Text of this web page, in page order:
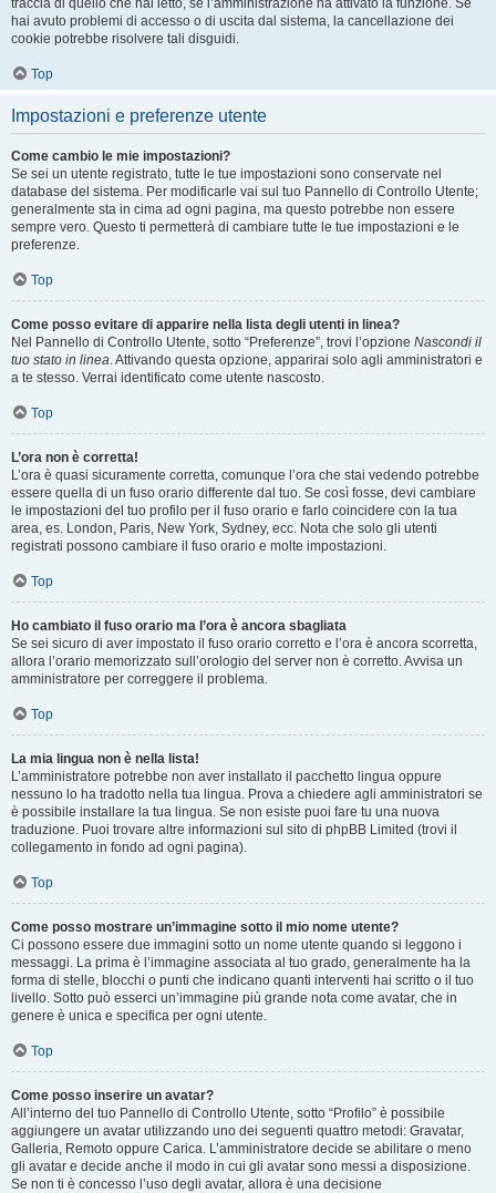
traccia di quello che hai letto, se l’amministrazione ha attivato la funzione. Se
hai avuto problemi di accesso o di uscita dal sistema, la cancellazione dei
cookie potrebbe risolvere tali disguidi.
Top
Impostazioni e preferenze utente
Come cambio le mie impostazioni?
Se sei un utente registrato, tutte le tue impostazioni sono conservate nel
database del sistema. Per modificarle vai sul tuo Pannello di Controllo Utente;
generalmente sta in cima ad ogni pagina, ma questo potrebbe non essere
sempre vero. Questo ti permetterà di cambiare tutte le tue impostazioni e le
preferenze.
Top
Come posso evitare di apparire nella lista degli utenti in linea?
Nel Pannello di Controllo Utente, sotto “Preferenze”, trovi l’opzione Nascondi il
tuo stato in linea. Attivando questa opzione, apparirai solo agli amministratori e
a te stesso. Verrai identificato come utente nascosto.
Top
L’ora non è corretta!
L’ora è quasi sicuramente corretta, comunque l’ora che stai vedendo potrebbe
essere quella di un fuso orario differente dal tuo. Se così fosse, devi cambiare
le impostazioni del tuo profilo per il fuso orario e farlo coincidere con la tua
area, es. London, Paris, New York, Sydney, ecc. Nota che solo gli utenti
registrati possono cambiare il fuso orario e molte impostazioni.
Top
Ho cambiato il fuso orario ma l’ora è ancora sbagliata
Se sei sicuro di aver impostato il fuso orario corretto e l’ora è ancora scorretta,
allora l’orario memorizzato sull’orologio del server non è corretto. Avvisa un
amministratore per correggere il problema.
Top
La mia lingua non è nella lista!
L’amministratore potrebbe non aver installato il pacchetto lingua oppure
nessuno lo ha tradotto nella tua lingua. Prova a chiedere agli amministratori se
è possibile installare la tua lingua. Se non esiste puoi fare tu una nuova
traduzione. Puoi trovare altre informazioni sul sito di phpBB Limited (trovi il
collegamento in fondo ad ogni pagina).
Top
Come posso mostrare un’immagine sotto il mio nome utente?
Ci possono essere due immagini sotto un nome utente quando si leggono i
messaggi. La prima è l’immagine associata al tuo grado, generalmente ha la
forma di stelle, blocchi o punti che indicano quanti interventi hai scritto o il tuo
livello. Sotto può esserci un’immagine più grande nota come avatar, che in
genere è unica e specifica per ogni utente.
Top
Come posso inserire un avatar?
All’interno del tuo Pannello di Controllo Utente, sotto “Profilo” è possibile
aggiungere un avatar utilizzando uno dei seguenti quattro metodi: Gravatar,
Galleria, Remoto oppure Carica. L’amministratore decide se abilitare o meno
gli avatar e decide anche il modo in cui gli avatar sono messi a disposizione.
Se non ti è concesso l’uso degli avatar, allora è una decisione